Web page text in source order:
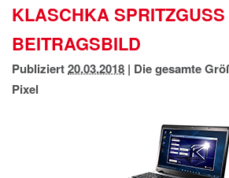
KONTAKT
ANFAHRT
IMPRESSUM
DATENSCHUTZ
KLASCHKA
BEITRAGSBILD
Publiziert20.03.2018 | Die gesamte
Pixel